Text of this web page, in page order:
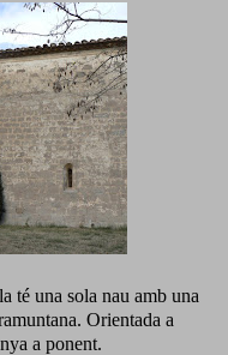
té una sola nau amb una
Orientada a
a ponent.